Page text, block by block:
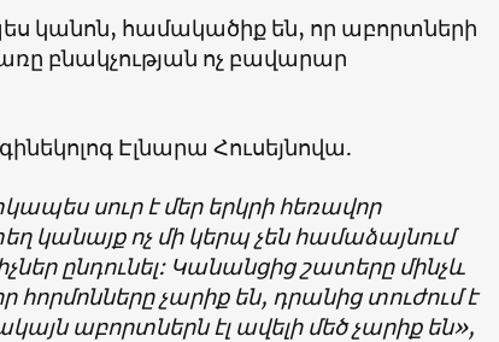
կանոն, համակածիք են, որ աբորտների
բնակչության ոչ բավարար
Էլնարա Հուսեյնովա.
սուր է մեր երկրի հեռավոր
կանայք ոչ մի կերպ չեն համաձայնում
ընդունել: Կանանցից շատերը մինչև
հորմոնները չարիք են, դրանից տուժում է
աբորտներն էլ ավելի մեծ չարիք են»,